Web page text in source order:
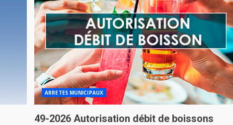
ARRETES MUNICIPAUX
49-2026 Autorisation débit de boissons